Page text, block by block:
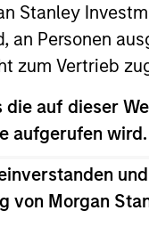
Stanley
an Personen
zum Vertrieb
die auf dieser
aufgerufen wird.
von Morgan
Director
in 1990. Prior
Debt Products
Corporates
stock, ships,
Finance